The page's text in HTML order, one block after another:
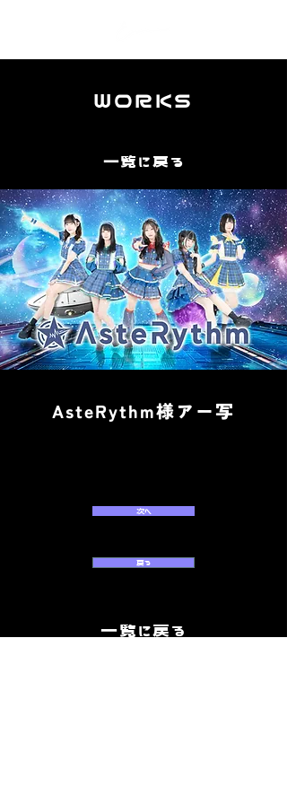
WORKS
一覧に戻る
AsteRythm様アー写
次へ
戻る
一覧に戻る